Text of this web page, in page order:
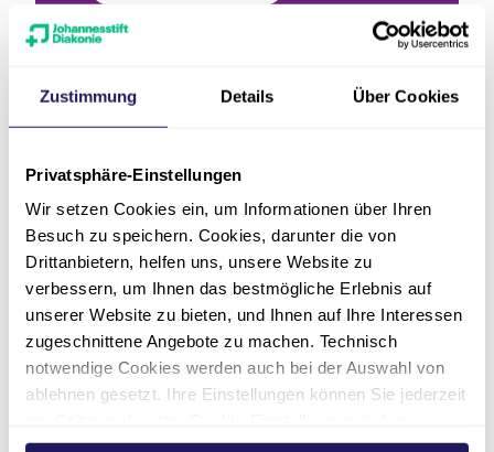
Zustimmung Details Über Cookies
Privatsphäre-Einstellungen
Wir setzen Cookies ein, um Informationen über Ihren
Besuch zu speichern. Cookies, darunter die von
Drittanbietern, helfen uns, unsere Website zu
verbessern, um Ihnen das bestmögliche Erlebnis auf
unserer Website zu bieten, und Ihnen auf Ihre Interessen
zugeschnittene Angebote zu machen. Technisch
notwendige Cookies werden auch bei der Auswahl von
ablehnen gesetzt. Ihre Einstellungen können Sie jederzeit
Weitere Informationen hierzu finden Sie in unserer
„Mit Körper und Geist“
„Viel